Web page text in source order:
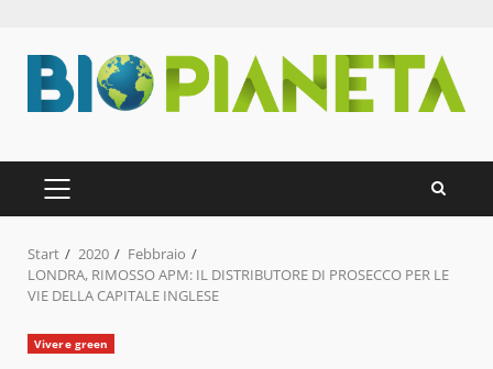
Inhalt
springen
PRIMÄRES
MENÜ
Start 2020
Febbraio
LONDRA, RIMOSSO APM: IL DISTRIBUTORE DI PROSECCO PER LE
VIE DELLA CAPITALE INGLESE
Vivere green